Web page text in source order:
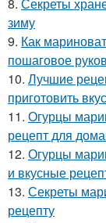
зиму
9. Как
пошаговое
10. Лучшие
приготовить
11. Огурцы
рецепт для
12. Огурцы
и вкусные
13. Секреты
рецепту